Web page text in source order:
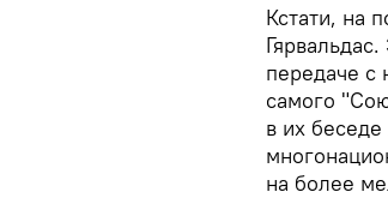
Кстати, на
передаче с
самого
в их
на более